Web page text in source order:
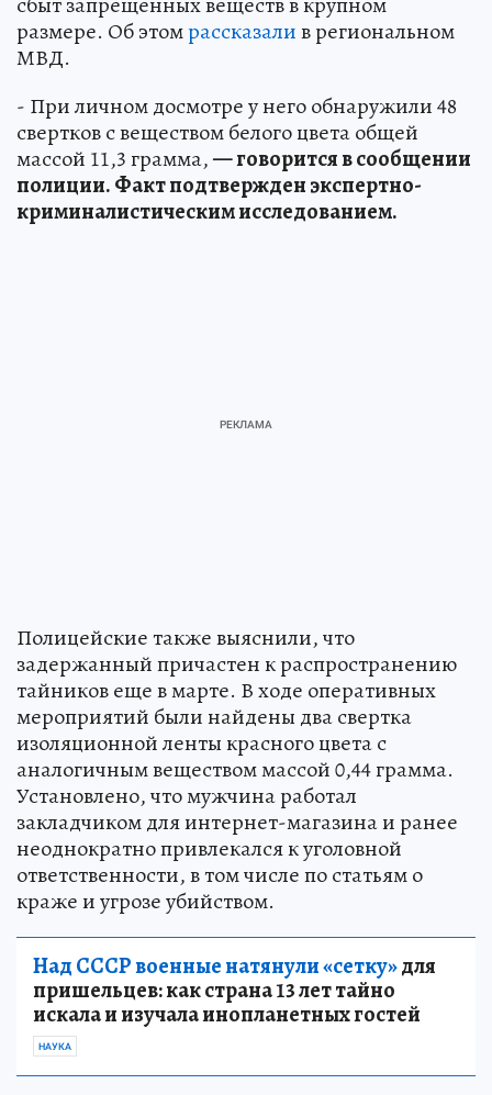
размере. Об этомрассказалив региональном
МВД.
- При личном досмотре у него обнаружили 48
свертков с веществом белого цвета общей
массой 11,3 грамма,— говорится в сообщении
полиции. Факт подтвержден экспертно-
криминалистическим исследованием.
Полицейские также выяснили, что
задержанный причастен к распространению
тайников еще в марте. В ходе оперативных
мероприятий были найдены два свертка
изоляционной ленты красного цвета с
аналогичным веществом массой 0,44 грамма.
Установлено, что мужчина работал
закладчиком для интернет-магазина и ранее
неоднократно привлекался к уголовной
ответственности, в том числе по статьям о
краже и угрозе убийством.
Над СССР военные натянули «сетку»для
пришельцев: как страна 13 лет тайно
искала и изучала инопланетных гостей
НАУКА